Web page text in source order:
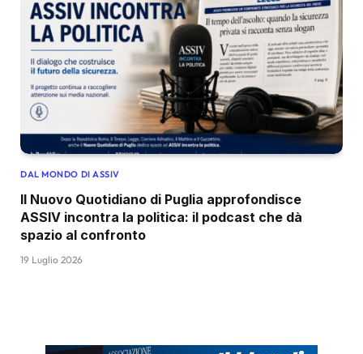
DAL MONDO DI ASSIV
Il Nuovo Quotidiano di Puglia approfondisce
ASSIV incontra la politica: il podcast che dà
spazio al confronto
19 Luglio 2026